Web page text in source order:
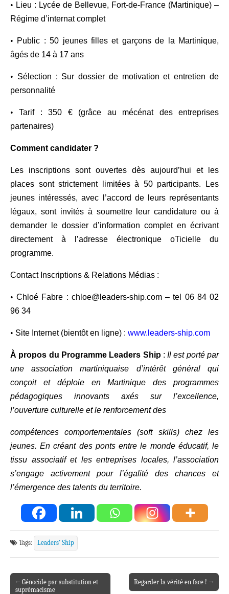
• Lieu : Lycée de Bellevue, Fort-de-France (Martinique) –
Régime d’internat complet
• Public : 50 jeunes filles et garçons de la Martinique,
âgés de 14 à 17 ans
• Sélection : Sur dossier de motivation et entretien de
personnalité
•Tarif : 350 € (grâce au mécénat des entreprises
partenaires)
Comment candidater ?
Les inscriptions sont ouvertes dès aujourd’hui et les
places sont strictement limitées à 50 participants. Les
jeunes intéressés, avec l’accord de leurs représentants
légaux, sont invités à soumettre leur candidature ou à
demander le dossier d’information complet en écrivant
directement à l’adresse électronique oTicielle du
programme.
Contact Inscriptions & Relations Médias :
•Chloé Fabre : chloe@leaders-ship.com – tel 06 84 02
96 34
• Site Internet (bientôt en ligne) : www.leaders-ship.com
À propos du Programme Leaders Ship :Il est porté par
une association martiniquaise d’intérêt général qui
conçoit et déploie en Martinique des programmes
pédagogiques innovants axés sur l’excellence,
l’ouverture culturelle et le renforcement des
compétences comportementales (soft skills) chez les
jeunes. En créant des ponts entre le monde éducatif, le
tissu associatif et les entreprises locales, l’association
s’engage activement pour l’égalité des chances et
l’émergence des talents du territoire.
Tags: Leaders’ Ship
Post navigation
← Génocide par substitution et
suprémacisme
Regarder la vérité en face ! →